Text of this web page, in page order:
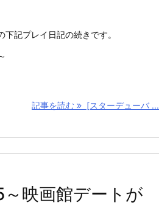
記プレイ日記の続きです。
記事を読む
[スターデューバ ...
映画館デートが